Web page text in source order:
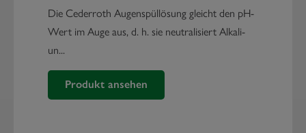
Die Cederroth Augenspüllösung gleicht den pH-
Wert im Auge aus, d. h. sie neutralisiert Alkali-
un...
Produkt ansehen
Augendusche 2 x 0,5 Liter